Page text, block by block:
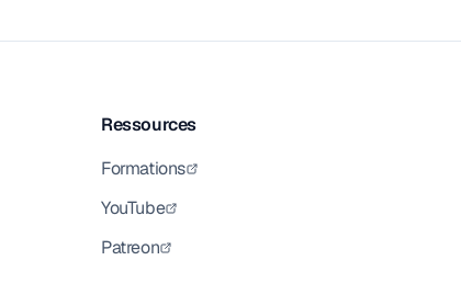
Ressources
Formations
YouTube
Patreon